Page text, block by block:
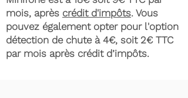
mois, après crédit d'impôts. Vous
pouvez également opter pour l'option
détection de chute à 4€, soit 2€ TTC
par mois après crédit d’impôts.